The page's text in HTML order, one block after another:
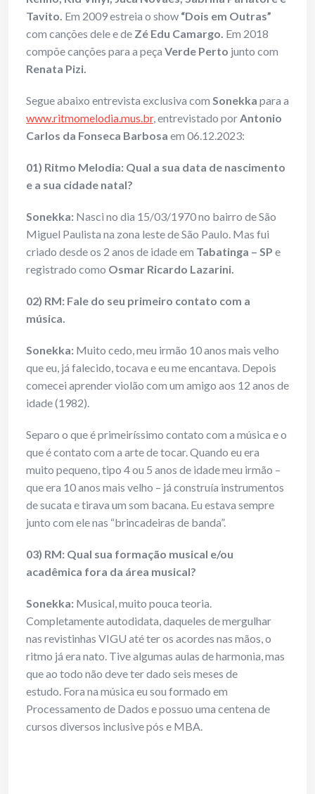
Tavito. Em 2009 estreia o show “Dois em Outras”
com canções dele e de Zé Edu Camargo. Em 2018
compõe canções para a peça Verde Perto junto com
Renata Pizi.
Segue abaixo entrevista exclusiva com Sonekka para a
www.ritmomelodia.mus.br, entrevistado porAntonio
Carlos da Fonseca Barbosa em 06.12.2023:
01) Ritmo Melodia: Qual a sua data de nascimento
e a sua cidade natal?
Sonekka: Nasci no dia 15/03/1970 no bairro de São
Miguel Paulista na zona leste de São Paulo. Mas fui
criado desde os 2 anos de idade em Tabatinga – SP e
registrado como Osmar Ricardo Lazarini.
02) RM: Fale do seu primeiro contato com a
música.
Sonekka: Muito cedo, meu irmão 10 anos mais velho
que eu, já falecido, tocava e eu me encantava. Depois
comecei aprender violão com um amigo aos 12 anos de
idade (1982).
Separo o que é primeiríssimo contato com a música e o
que é contato com a arte de tocar. Quando eu era
muito pequeno, tipo 4 ou 5 anos de idade meu irmão –
que era 10 anos mais velho – já construía instrumentos
de sucata e tirava um som bacana. Eu estava sempre
junto com ele nas “brincadeiras de banda”.
03) RM: Qual sua formação musical e/ou
acadêmica fora da área musical?
Sonekka: Musical, muito pouca teoria.
Completamente autodidata, daqueles de mergulhar
nas revistinhas VIGU até ter os acordes nas mãos, o
ritmo já era nato. Tive algumas aulas de harmonia, mas
que ao todo não deve ter dado seis meses de
estudo. Fora na música eu sou formado em
Processamento de Dados e possuo uma centena de
cursos diversos inclusive pós e MBA.